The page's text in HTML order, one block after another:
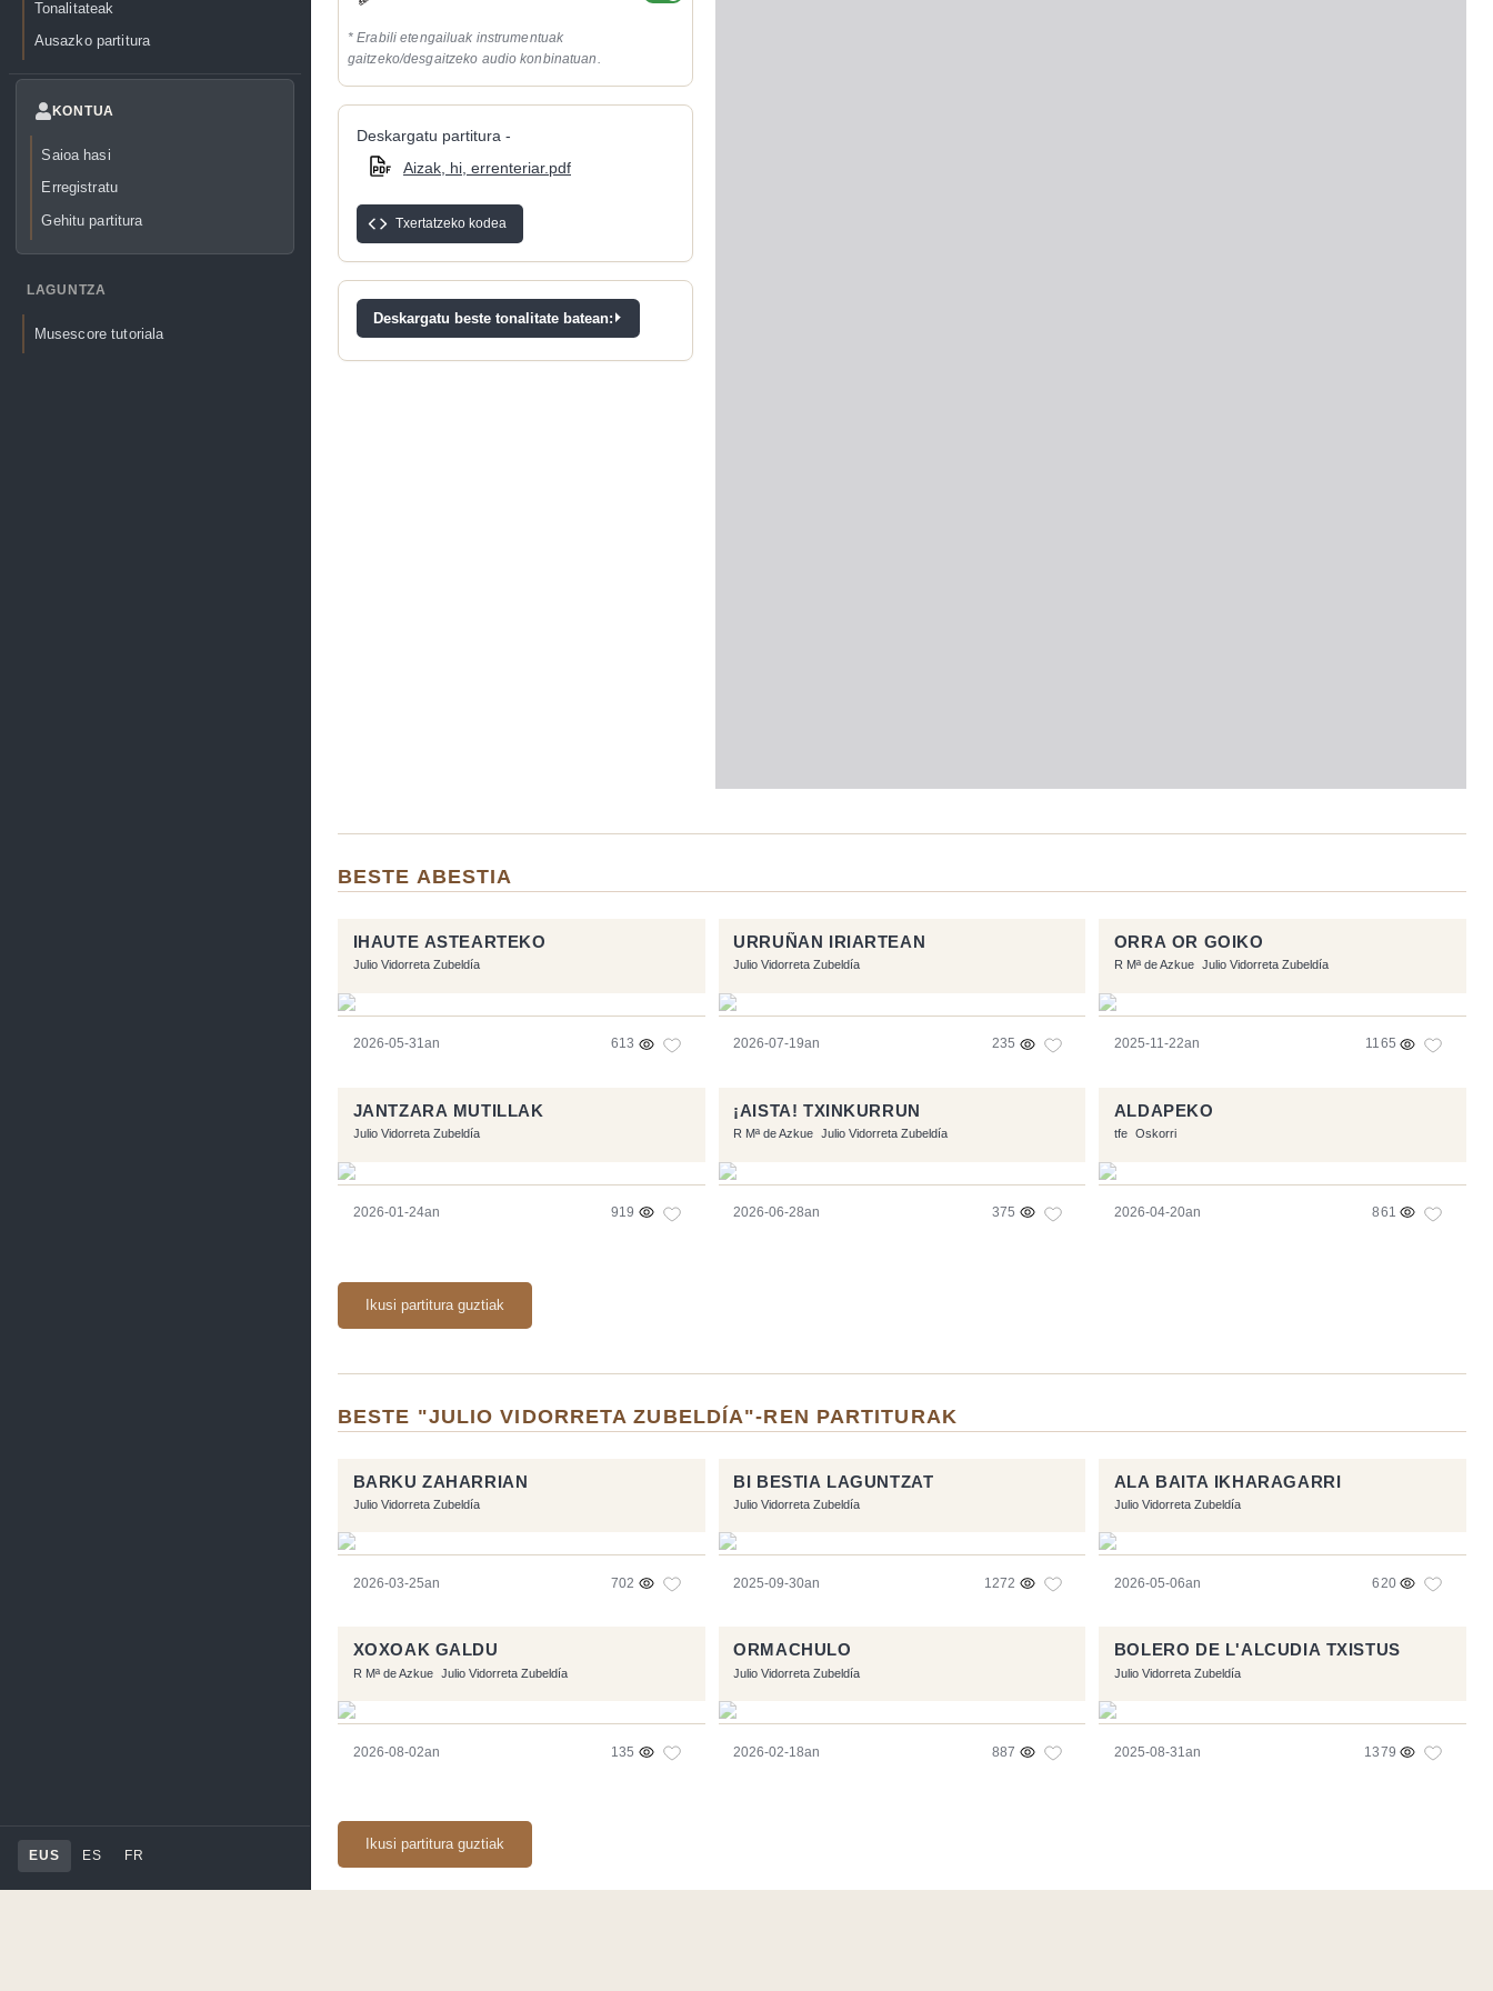
Tonalitateak
Ausazko partitura
KONTUA
Saioa hasi
Erregistratu
Gehitu partitura
LAGUNTZA
Musescore tutoriala
EUS ES FR
* Erabili etengailuak instrumentuak
gaitzeko/desgaitzeko audio konbinatuan.
Deskargatu partitura -
Aizak, hi, errenteriar.pdf
Txertatzeko kodea
Deskargatu beste tonalitate batean:
BESTE ABESTIA
IHAUTE ASTEARTEKO
Julio Vidorreta Zubeldía
2026-05-31an 613
URRUÑAN IRIARTEAN
Julio Vidorreta Zubeldía
2026-07-19an 235
ORRA OR GOIKO
R Mª de Azkue Julio Vidorreta Zubeldía
2025-11-22an 1165
JANTZARA MUTILLAK
Julio Vidorreta Zubeldía
2026-01-24an 919
¡AISTA! TXINKURRUN
R Mª de Azkue Julio Vidorreta Zubeldía
2026-06-28an 375
ALDAPEKO
tfe Oskorri
2026-04-20an 861
Ikusi partitura guztiak
BESTE "JULIO VIDORRETA ZUBELDÍA"-REN PARTITURAK
BARKU ZAHARRIAN
Julio Vidorreta Zubeldía
2026-03-25an 702
BI BESTIA LAGUNTZAT
Julio Vidorreta Zubeldía
2025-09-30an 1272
ALA BAITA IKHARAGARRI
Julio Vidorreta Zubeldía
2026-05-06an 620
XOXOAK GALDU
R Mª de Azkue Julio Vidorreta Zubeldía
2026-08-02an 135
ORMACHULO
Julio Vidorreta Zubeldía
2026-02-18an 887
BOLERO DE L'ALCUDIA TXISTUS
Julio Vidorreta Zubeldía
2025-08-31an 1379
Ikusi partitura guztiak